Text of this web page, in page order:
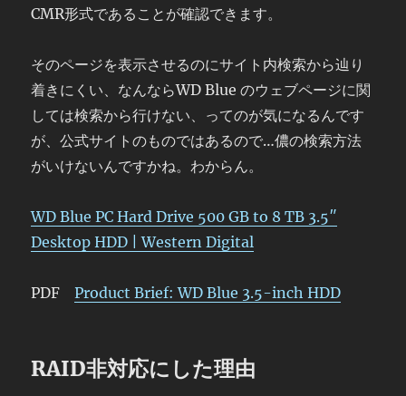
CMR形式であることが確認できます。
そのページを表示させるのにサイト内検索から辿り
着きにくい、なんならWD Blue のウェブページに関
しては検索から行けない、ってのが気になるんです
が、公式サイトのものではあるので…儂の検索方法
がいけないんですかね。わからん。
WD Blue PC Hard Drive 500 GB to 8 TB 3.5″
Desktop HDD | Western Digital
PDFProduct Brief: WD Blue 3.5-inch HDD
RAID非対応にした理由